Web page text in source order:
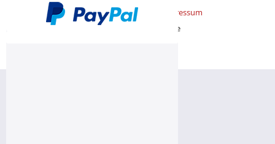
Datenschutz AGB
Impressum
Realisiert mit Shopware